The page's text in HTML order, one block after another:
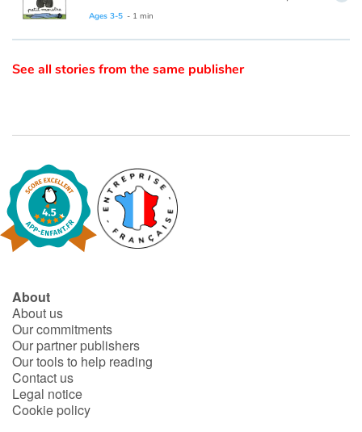
Catalogue anglais
Home
Family
Libraries
Videos & Tutorials
Blog
Ages 3-5 - 1 min
See all stories from the same publisher
About
About us
Our commitments
Our partner publishers
Our tools to help reading
Contact us
Legal notice
Cookie policy